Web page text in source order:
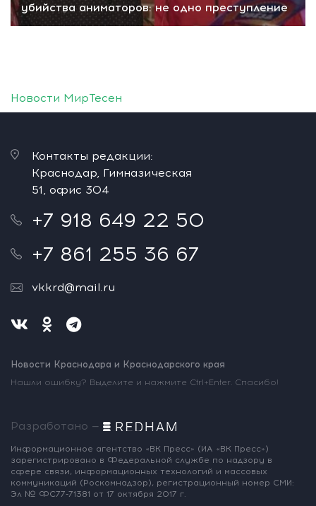
убийства аниматоров: не одно преступление
Новости МирТесен
Контакты редакции:
Краснодар, Гимназическая
51, офис 304
+7 918 649 22 50
+7 861 255 36 67
vkkrd@mail.ru
Новости Краснодара и Краснодарского края
Нашли ошибку? Выделите и нажмите Ctrl+Enter. Спасибо!
Разработано —
Информационное агентство «ВК Пресс» (ИА «ВК Пресс»)
зарегистрировано в Федеральной службе по надзору в
сфере связи, информационных технологий и массовых
коммуникаций (Роскомнадзор), регистрационный номер СМИ:
Эл № ФС77-71381 от 17 октября 2017 г.